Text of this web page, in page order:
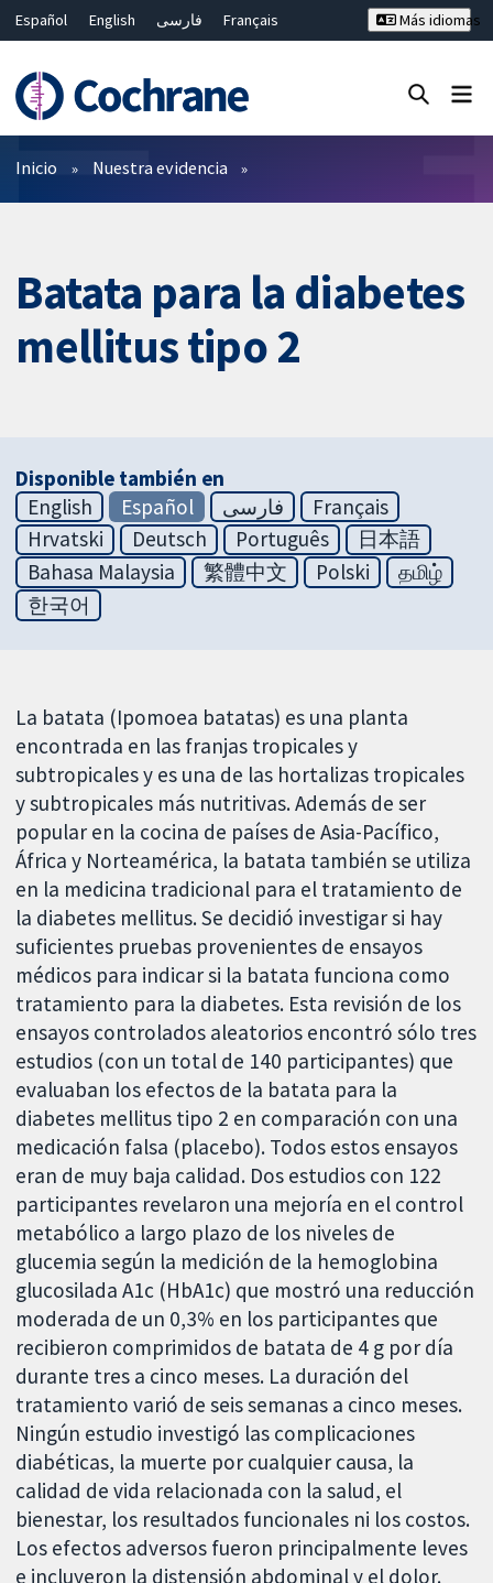
Español English فارسی
Français
Bahasa Malaysia
ไทย 繁體中文
Más idiomas
Filtros
Inicio Nuestra evidencia
Batata para la diabetes
mellitus tipo 2
Disponible también en
English
Español فارسی
Français
Hrvatski
Deutsch Português
日本語
Bahasa Malaysia
繁體中文 Polski
தமிழ்
한국어
La batata (Ipomoea batatas) es una planta
encontrada en las franjas tropicales y
subtropicales y es una de las hortalizas tropicales
y subtropicales más nutritivas. Además de ser
popular en la cocina de países de Asia-Pacífico,
África y Norteamérica, la batata también se utiliza
en la medicina tradicional para el tratamiento de
la diabetes mellitus. Se decidió investigar si hay
suficientes pruebas provenientes de ensayos
médicos para indicar si la batata funciona como
tratamiento para la diabetes. Esta revisión de los
ensayos controlados aleatorios encontró sólo tres
estudios (con un total de 140 participantes) que
evaluaban los efectos de la batata para la
diabetes mellitus tipo 2 en comparación con una
medicación falsa (placebo). Todos estos ensayos
eran de muy baja calidad. Dos estudios con 122
participantes revelaron una mejoría en el control
metabólico a largo plazo de los niveles de
glucemia según la medición de la hemoglobina
glucosilada A1c (HbA1c) que mostró una reducción
moderada de un 0,3% en los participantes que
recibieron comprimidos de batata de 4 g por día
durante tres a cinco meses. La duración del
tratamiento varió de seis semanas a cinco meses.
Ningún estudio investigó las complicaciones
diabéticas, la muerte por cualquier causa, la
calidad de vida relacionada con la salud, el
bienestar, los resultados funcionales ni los costos.
Los efectos adversos fueron principalmente leves
e incluyeron la distensión abdominal y el dolor.